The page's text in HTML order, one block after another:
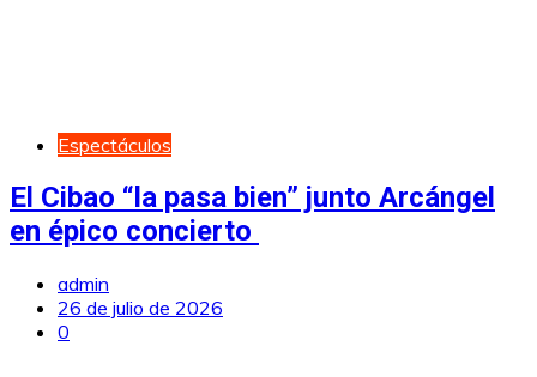
Espectáculos
El Cibao “la pasa bien” junto Arcángel
en épico concierto
admin
26 de julio de 2026
0